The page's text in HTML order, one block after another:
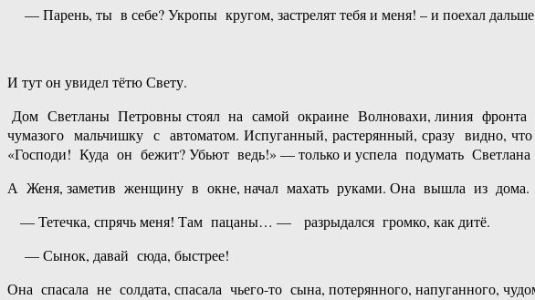
— Парень, ты в себе? Укропы кругом, застрелят тебя и меня! – и поехал
И тут он увидел тётю Свету.
Дом Светланы Петровны стоял на самой окраине Волновахи, линия
чумазого мальчишку с автоматом. Испуганный, растерянный, сразу видно,
«Господи! Куда он бежит? Убьют ведь!» — только и успела подумать
А Женя, заметив женщину в окне, начал махать руками. Она вышла из дома.
— Тетечка, спрячь меня! Там пацаны… — разрыдался громко, как дитё.
— Сынок, давай сюда, быстрее!
Она спасала не солдата, спасала чьего-то сына, потерянного, напуганного,